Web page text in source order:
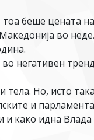
беше цената
во
негативен
Но, исто
и
како идна